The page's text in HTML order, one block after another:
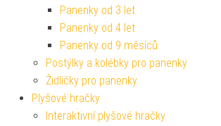
Panenky od 3 let
Panenky od 4 let
Panenky od 9 měsíců
Postýlky a kolébky pro panenky
Židličky pro panenky
Plyšové hračky
Interaktivní plyšové hračky